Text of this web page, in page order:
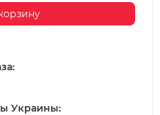
Украины: